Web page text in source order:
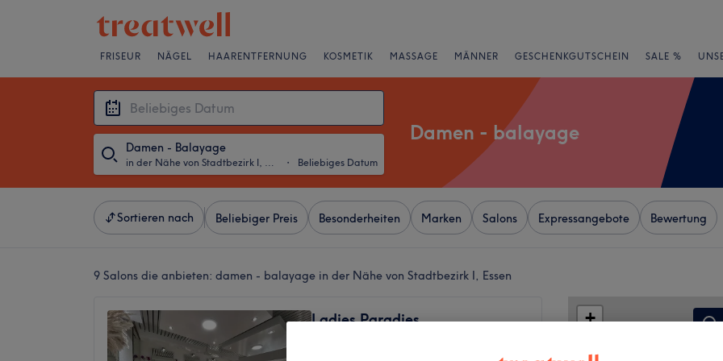
FRISEUR NÄGEL HAARENTFERNUNG KOSMETIK MASSAGE MÄNNER GESCHENKGUTSCHEIN SALE %
Damen - Balayage
in der Nähe von Stadtbezirk I, Essen ・ Beliebiges Datum
Damen - balayage
Sortieren nach Beliebiger Preis Besonderheiten Marken Salons Expressangebote Bewertung
9 Salons die anbieten: damen - balayage in der Nähe von Stadtbezirk I, Essen
Ladies Paradies
+